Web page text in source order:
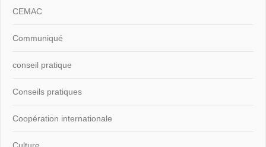
CEMAC
Communiqué
conseil pratique
Conseils pratiques
Coopération internationale